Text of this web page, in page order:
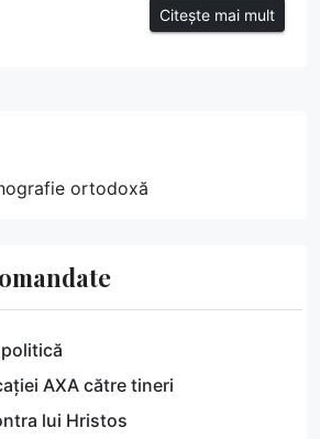
Citește mai mult
ortodoxă
AXA către tineri
lui Hristos